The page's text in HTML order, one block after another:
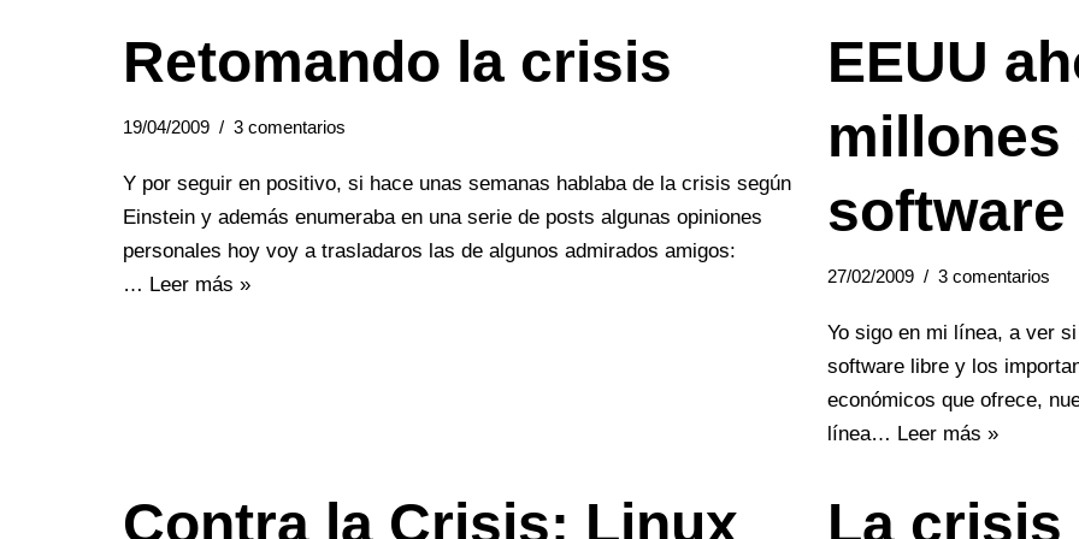
Retomando la crisis
19/04/2009 3 comentarios
Y por seguir en positivo, si hace unas semanas hablaba de la crisis según
Einstein y además enumeraba en una serie de posts algunas opiniones
personales hoy voy a trasladaros las de algunos admirados amigos:
… Leer más »
EEUU
millones
27/02/2009 3 comentarios
Yo sigo en mi línea, a ver
software libre y los
económicos que ofrece,
línea… Leer más »
Contra la Crisis: Linux La crisis